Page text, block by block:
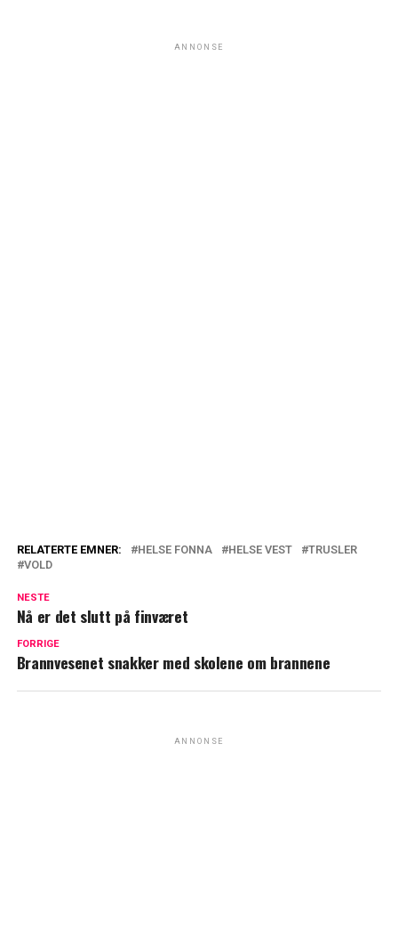
ANNONSE
RELATERTE EMNER: HELSE FONNA HELSE VEST
TRUSLER
VOLD
NESTE
Nå er det slutt på finværet
FORRIGE
Brannvesenet snakker med skolene om brannene
ANNONSE